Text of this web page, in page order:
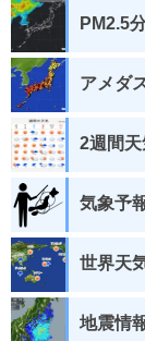
PM2.5
アメダ
2週間天
気象予
世界天
地震情